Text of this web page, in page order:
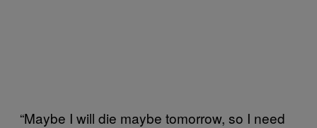
“Maybe I will die maybe tomorrow, so I need